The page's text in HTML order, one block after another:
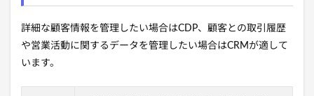
詳細な顧客情報を管理したい場合はCDP、顧客との取引履歴
や営業活動に関するデータを管理したい場合はCRMが適して
います。